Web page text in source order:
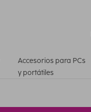
Accesorios para PCs
y portátiles